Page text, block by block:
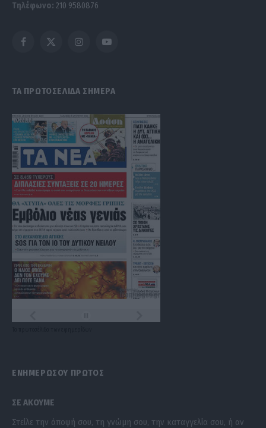
Τηλέφωνο: 210 9580876
Facebook
X
InstagramYouTube
ΤΑ ΠΡΩΤΟΣΕΛΙΔΑ ΣΗΜΕΡΑ
ΕΝΗΜΕΡΩΣΟΥ ΠΡΩΤΟΣ
ΣΕ ΑΚΟΥΜΕ
Στείλε την άποψή σου, τη γνώμη σου, την καταγγελία σου, ή αν